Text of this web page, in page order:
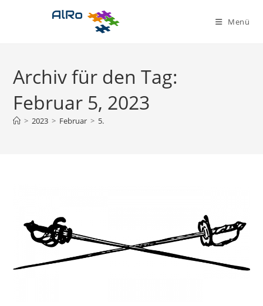
Menü
Archiv für den Tag:
Februar 5, 2023
> 2023 > Februar > 5.